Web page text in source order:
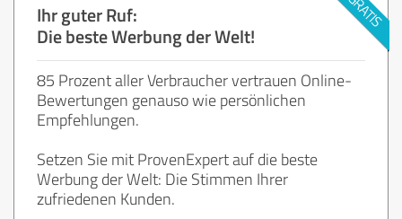
Ihr guter Ruf:
Die beste Werbung der Welt!
85 Prozent aller Verbraucher vertrauen Online-
Bewertungen genauso wie persönlichen
Empfehlungen.
Setzen Sie mit ProvenExpert auf die beste
Werbung der Welt: Die Stimmen Ihrer
zufriedenen Kunden.